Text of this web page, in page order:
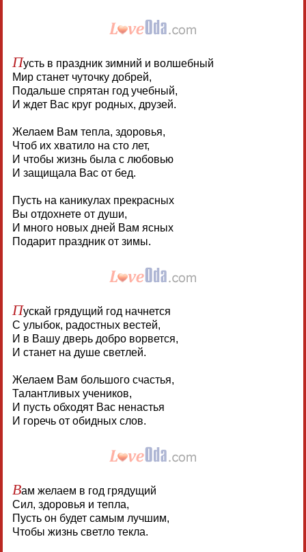
Пусть в праздник зимний и волшебный
Мир станет чуточку добрей,
Подальше спрятан год учебный,
И ждет Вас круг родных, друзей.
Желаем Вам тепла, здоровья,
Чтоб их хватило на сто лет,
И чтобы жизнь была с любовью
И защищала Вас от бед.
Пусть на каникулах прекрасных
Вы отдохнете от души,
И много новых дней Вам ясных
Подарит праздник от зимы.
Пускай грядущий год начнется
С улыбок, радостных вестей,
И в Вашу дверь добро ворвется,
И станет на душе светлей.
Желаем Вам большого счастья,
Талантливых учеников,
И пусть обходят Вас ненастья
И горечь от обидных слов.
Вам желаем в год грядущий
Сил, здоровья и тепла,
Пусть он будет самым лучшим,
Чтобы жизнь светло текла.